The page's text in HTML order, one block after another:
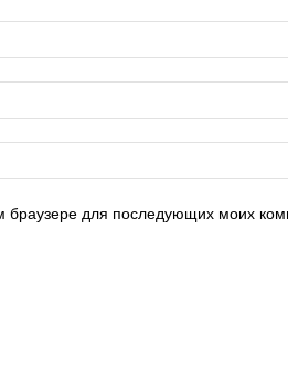
для последующих моих